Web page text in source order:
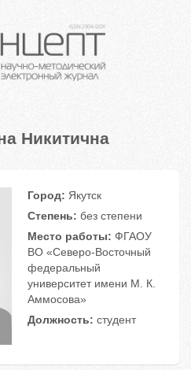
Никитична
Город: Якутск
Степень: без степени
Место работы: ФГАОУ
ВО «Северо-Восточный
федеральный
университет имени М. К.
Аммосова»
Должность: студент